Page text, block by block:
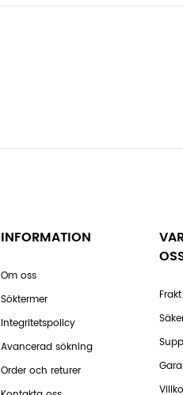
INFORMATION
Om oss
Söktermer
Integritetspolicy
Avancerad sökning
Order och returer